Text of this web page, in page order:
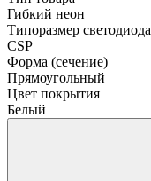
Гибкий неон
Типоразмер светодиода
CSP
Форма (сечение)
Прямоугольный
Цвет покрытия
Белый